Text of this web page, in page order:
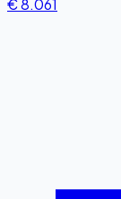
€ 8.061